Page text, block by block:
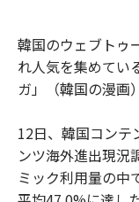
韓国のウェブトゥ
れ人気を集めてい
ガ」（韓国の漫画
12日、韓国コンテ
ンツ海外進出現況
ミック利用量の中